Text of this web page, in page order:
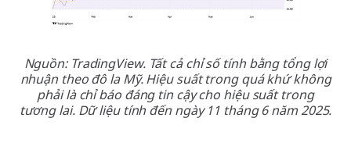
Nguồn: TradingView. Tất cả chỉ số tính bằng tổng lợi
nhuận theo đô la Mỹ. Hiệu suất trong quá khứ không
phải là chỉ báo đáng tin cậy cho hiệu suất trong
tương lai. Dữ liệu tính đến ngày 11 tháng 6 năm 2025.